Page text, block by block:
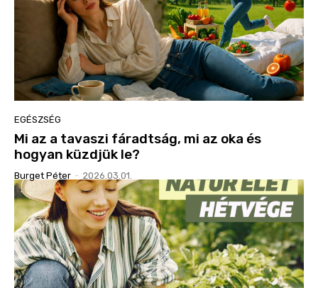
EGÉSZSÉG
Mi az a tavaszi fáradtság, mi az oka és
hogyan küzdjük le?
Burget Péter - 2026.03.01.